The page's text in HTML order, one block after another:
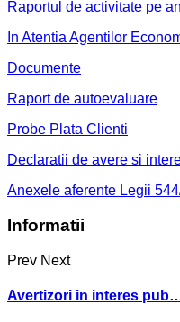
Raportul de activitate pe
In Atentia Agentilor
Documente
Raport de autoevaluare
Probe Plata Clienti
Declaratii de avere si
Anexele aferente Legii
Informatii
Prev Next
Avertizori in interes